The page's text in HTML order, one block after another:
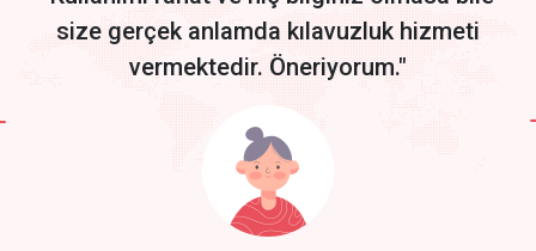
size gerçek anlamda kılavuzluk hizmeti
vermektedir. Öneriyorum."